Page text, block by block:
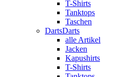
T-Shirts
Tanktops
Taschen
DartsDarts
alle Artikel
Jacken
Kapushirts
T-Shirts